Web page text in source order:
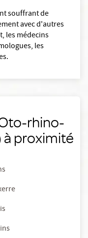
souffrant de
avec d'autres
les médecins
les
rhino-
à proximité